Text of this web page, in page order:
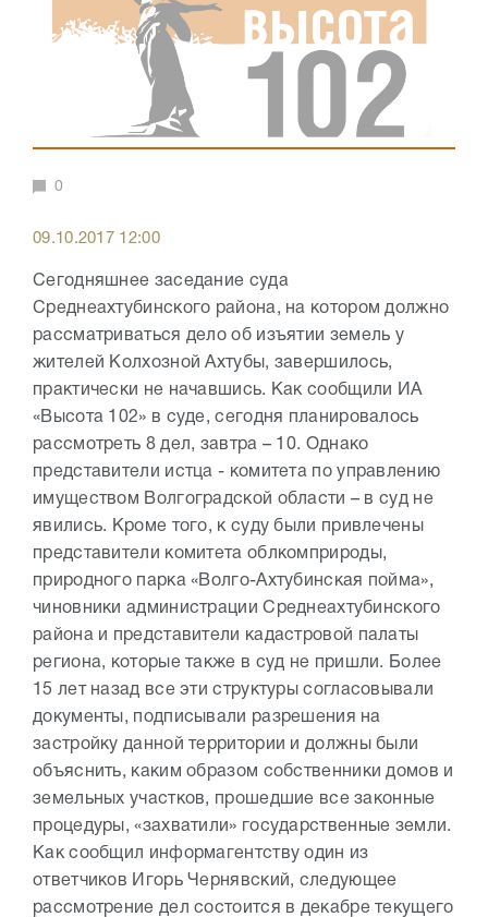
0
09.10.2017 12:00
Сегодняшнее заседание суда
Среднеахтубинского района, на котором должно
рассматриваться дело об изъятии земель у
жителей Колхозной Ахтубы, завершилось,
практически не начавшись. Как сообщили ИА
«Высота 102» в суде, сегодня планировалось
рассмотреть 8 дел, завтра – 10. Однако
представители истца - комитета по управлению
имуществом Волгоградской области – в суд не
явились. Кроме того, к суду были привлечены
представители комитета облкомприроды,
природного парка «Волго-Ахтубинская пойма»,
чиновники администрации Среднеахтубинского
района и представители кадастровой палаты
региона, которые также в суд не пришли. Более
15 лет назад все эти структуры согласовывали
документы, подписывали разрешения на
застройку данной территории и должны были
объяснить, каким образом собственники домов и
земельных участков, прошедшие все законные
процедуры, «захватили» государственные земли.
Как сообщил информагентству один из
ответчиков Игорь Чернявский, следующее
рассмотрение дел состоится в декабре текущего